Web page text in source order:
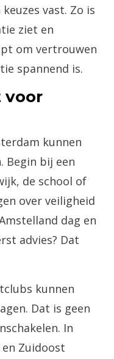
vast. Zo is
ziet en
om vertrouwen
spannend is.
voor
kunnen
Begin bij een
de school of
over veiligheid
dag en
advies? Dat
kunnen
Dat is geen
In
Zuidoost